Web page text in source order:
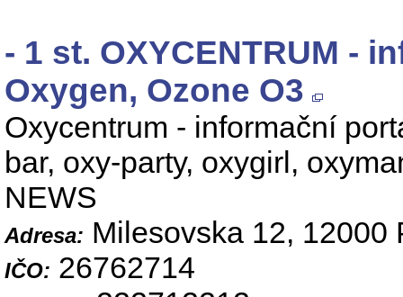
- 1 st. OXYCENTRUM -
Oxygen, Ozone O3
Oxycentrum - informační
bar, oxy-party, oxygirl,
NEWS
Adresa: Milesovska 12, 12000
IČO: 26762714